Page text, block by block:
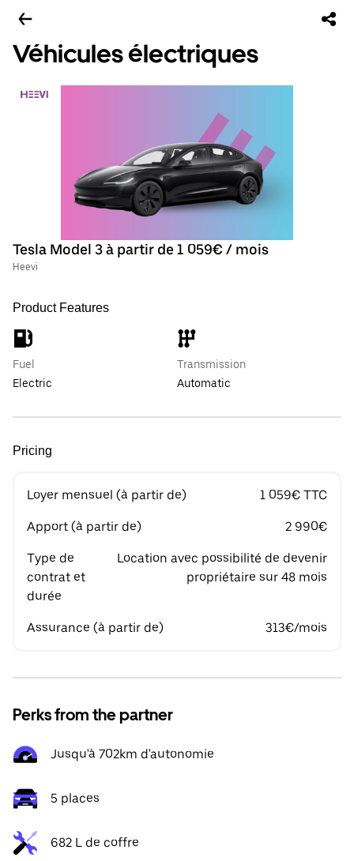
Véhicules électriques
Tesla Model 3 à partir de 1 059€ / mois
Heevi
Product Features
Fuel
Electric
Transmission
Automatic
Pricing
Loyer mensuel (à partir de) 1 059€ TTC
Apport (à partir de) 2 990€
Type de
contrat et
durée
Location avec possibilité de devenir
propriétaire sur 48 mois
Assurance (à partir de) 313€/mois
Perks from the partner
Jusqu'à 702km d'autonomie
5 places
682 L de coffre